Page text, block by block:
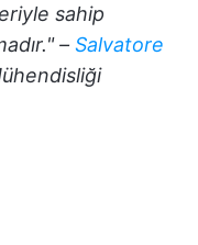
sahip
– Salvatore